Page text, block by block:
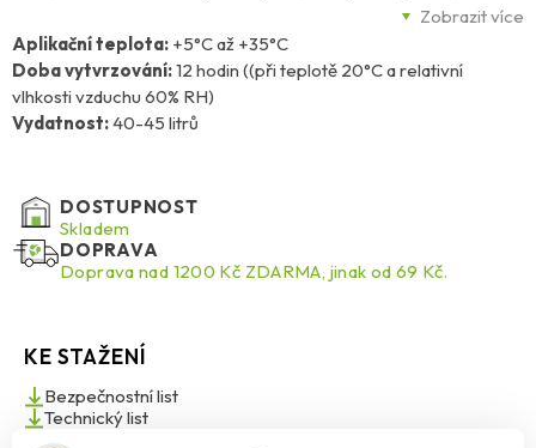
Zobrazit více
obvodových stěn a příček, lepení broušených cihel, betonových
tvarovek a pórobetonových tvárnic. Aplikuje se pomocí
montážní pistole, což zajišťuje přesné dávkování a pohodlnou
práci. Není přilnavý k některým materiálům, jako je polyethylen
(PE), polypropylen (PP), teflon a silikon.
Aplikační teplota: +5°C až +35°C
Doba vytvrzování:12 hodin ((při teplotě 20°C a relativní
vlhkosti vzduchu 60% RH)
Vydatnost:40-45 litrů
DOSTUPNOST
Skladem
DOPRAVA
Doprava nad 1200 Kč ZDARMA, jinak od 69 Kč.
KE STAŽENÍ
Bezpečnostní list
Technický list